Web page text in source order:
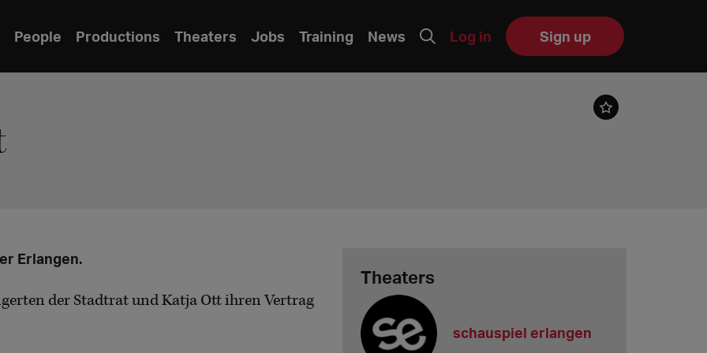
People Productions Theaters Jobs Training News Log in Sign up
Erlangen.
der Stadtrat und Katja Ott ihren Vertrag
Theaters
schauspiel erlangen